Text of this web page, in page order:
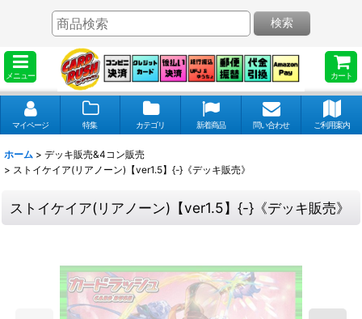
メニュー カート
検索
マイページ 特集 カテゴリ 新着商品 問い合わせ ご利用案内
ホーム > デッキ販売&4コン販売
> ストイケイア(リアノーン)【ver1.5】{-}《デッキ販売》
ストイケイア(リアノーン)【ver1.5】{-}《デッキ販売》